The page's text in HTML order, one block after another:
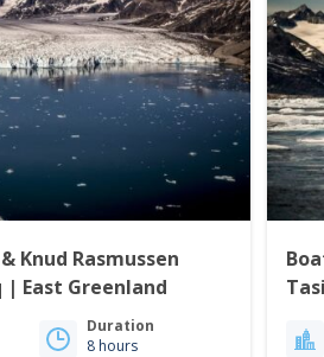
Knud Rasmussen
East Greenland
Duration
8 hours